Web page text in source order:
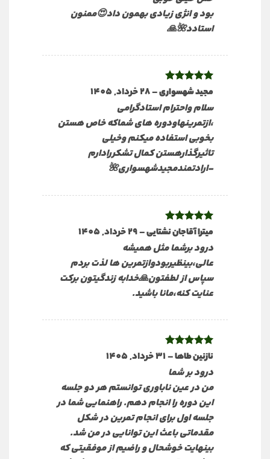
بود و انژی زیادی بهمون داد😍ممنون
استادد🌺🙏
نمره5از
مجید شهسواری–28 خرداد, 1405
سلام واحترام استادگرامی
،ازتمرینهاودوره های شماکه خاص هستن
بخوبی استفاده میکنم وخیلی
تاثیرگذارهستن کمال تشکررادارم
-ارادتمندمجیدشهسواری🌺
نمره5از
میترا آقاجان نشتایی–29 خرداد, 1405
درود برشما مثل همیشه
عالی،بینظیربودوازتمرین ها لذت بردم
سپاس از لطفتون🙏خدابه زندگیتون برکت
عنایت کنه،مانا باشید.
نمره5از
نازنین طاها–31 خرداد, 1405
درود بر شما
من در عين ناباورى توانستم هر دو جلسه
اين دوره را انجام دهم. راهنمايى شما در
جلسه اول براى انجام تمرين در شكل
مقدماتى باعث اين توانايى در من شد.
بينهايت خوشحال و راضيم از موفقيتى كه